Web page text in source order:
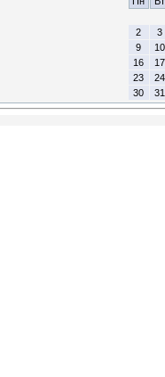
2
3
9
10
16
17
23
24
30
31